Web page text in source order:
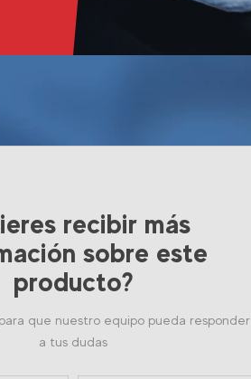
recibir más
sobre este
producto?
que nuestro equipo pueda responder
a tus dudas